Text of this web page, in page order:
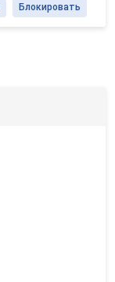
Блокировать